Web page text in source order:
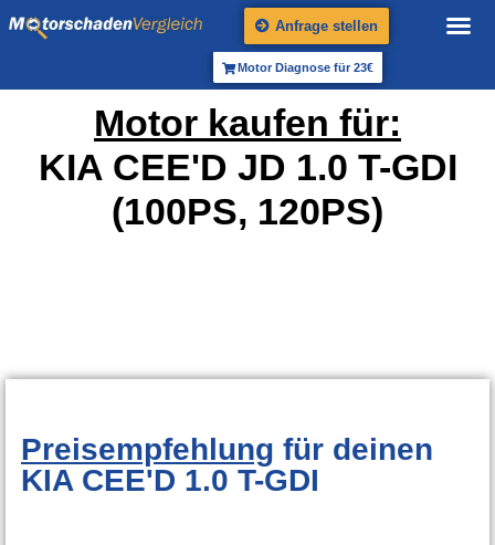
Anfrage stellen
Motor Diagnose für 23€
Motor kaufen für:
KIA CEE'D JD 1.0 T-GDI
(100PS, 120PS)
Preisempfehlung für deinen
KIA CEE'D 1.0 T-GDI